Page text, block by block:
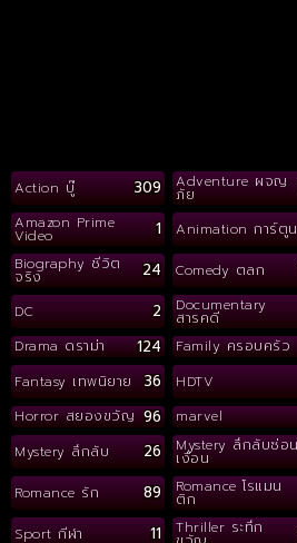
Action บู๊ 309 Adventure ผจญ
ภัย
Amazon Prime
Video 1 Animation การ์ตูน
Biography ชีวิต
จริง 24 Comedy ตลก
DC 2 Documentary
สารคดี
Drama ดราม่า 124 Family ครอบครัว
Fantasy เทพนิยาย 36 HDTV
Horror สยองขวัญ 96 marvel
Mystery ลึกลับ 26 Mystery ลึกลับซ่อน
เงื่อน
Romance รัก 89 Romance โรแมน
ติก
Sport กีฬา 11 Thriller ระทึก